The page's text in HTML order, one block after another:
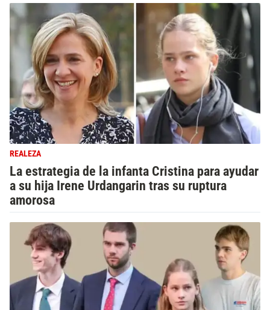
REALEZA
La estrategia de la infanta Cristina para ayudar
a su hija Irene Urdangarin tras su ruptura
amorosa